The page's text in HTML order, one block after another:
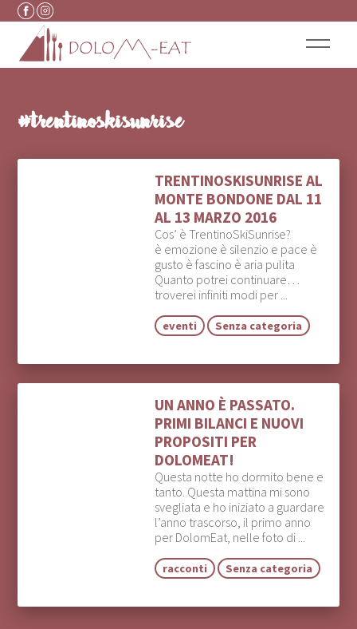
Vai al contenuto
#trentinoskisunrise
TRENTINOSKISUNRISE AL
MONTE BONDONE DAL 11
AL 13 MARZO 2016
Cos’ è TrentinoSkiSunrise?
è emozione è silenzio e pace è
gusto è fascino è aria pulita
Quanto potrei continuare…
troverei infiniti modi per ...
eventi Senza categoria
UN ANNO È PASSATO.
PRIMI BILANCI E NUOVI
PROPOSITI PER
DOLOMEAT!
Questa notte ho dormito bene e
tanto. Questa mattina mi sono
svegliata e ho iniziato a guardare
l’anno trascorso, il primo anno
per DolomEat, nelle foto di ...
racconti Senza categoria